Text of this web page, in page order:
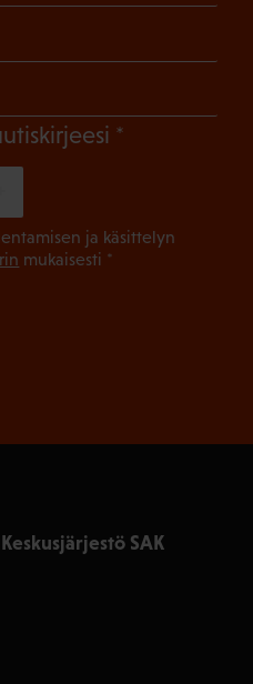
SAK
(Pakollinen)
ja käsittelyn
mukaisesti *